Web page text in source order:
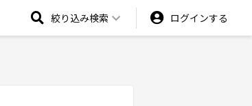
絞り込み検索 ログインする